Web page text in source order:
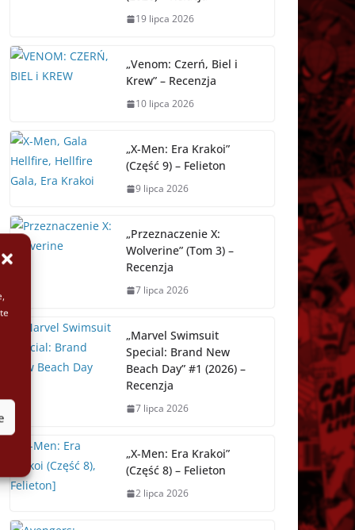
19 lipca 2026
„Venom: Czerń, Biel i
Krew” – Recenzja
10 lipca 2026
„X-Men: Era Krakoi”
(Część 9) – Felieton
9 lipca 2026
„Przeznaczenie X:
Wolverine” (Tom 3) –
Recenzja
7 lipca 2026
„Marvel Swimsuit
Special: Brand New
Beach Day” #1 (2026) –
Recenzja
7 lipca 2026
„X-Men: Era Krakoi”
(Część 8) – Felieton
2 lipca 2026